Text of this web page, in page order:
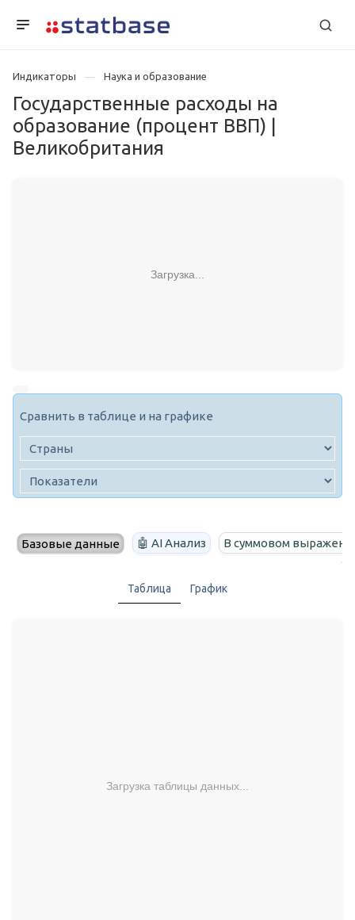
Индикаторы Наука и образование
Государственные расходы на
образование (процент ВВП) |
Великобритания
Загрузка...
Сравнить в таблице и на графике
Базовые данные 🤖 AI Анализ В суммовом
Таблица График
Загрузка таблицы данных...